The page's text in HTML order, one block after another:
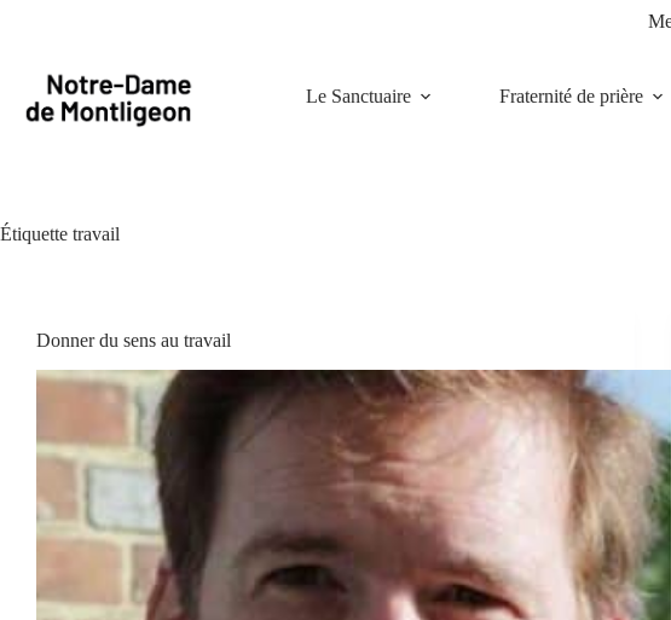
Le Sanctuaire Fraternité de prière
Étiquette travail
Donner du sens au travail